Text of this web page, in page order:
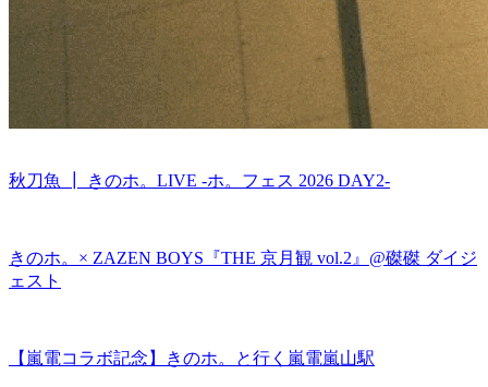
秋刀魚 ┃ きのホ。LIVE -ホ。フェス 2026 DAY2-
きのホ。× ZAZEN BOYS『THE 京月観 vol.2』@磔磔 ダイジ
ェスト
【嵐電コラボ記念】きのホ。と行く嵐電嵐山駅